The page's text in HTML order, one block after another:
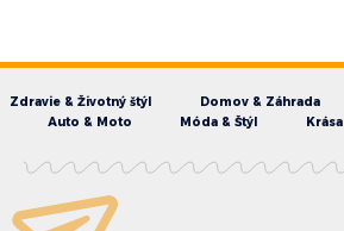
Zdravie & Životný štýl Domov & Záhrada
Auto & Moto
Móda & Štýl Krása